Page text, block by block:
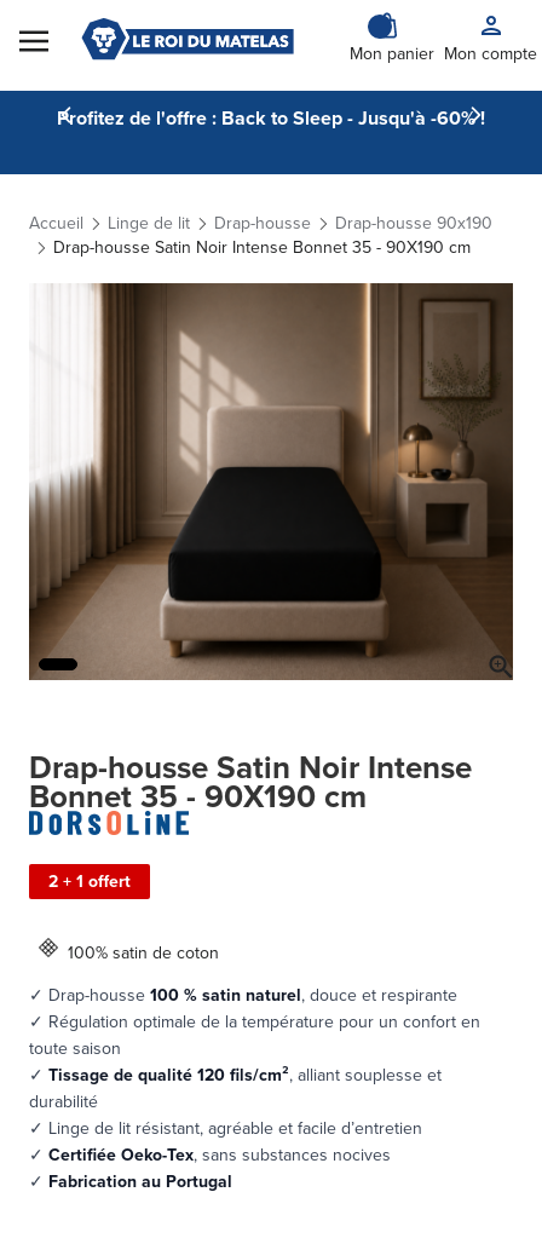
Skip to Content
Mon panier Mon compte
Profitez de l'offre : Back to Sleep - Jusqu'à -60% !
Accueil Linge de lit Drap-housse
Drap-housse 90x190
Drap-housse Satin Noir Intense Bonnet 35 - 90X190 cm
Drap-housse Satin Noir Intense
Bonnet 35 - 90X190 cm
2 + 1 offert
100% satin de coton
✓ Drap-housse 100 % satin naturel, douce et respirante
✓ Régulation optimale de la température pour un confort en
toute saison
✓ Tissage de qualité 120 fils/cm², alliant souplesse et
durabilité
✓ Linge de lit résistant, agréable et facile d’entretien
✓ Certifiée Oeko-Tex, sans substances nocives
✓ Fabrication au Portugal